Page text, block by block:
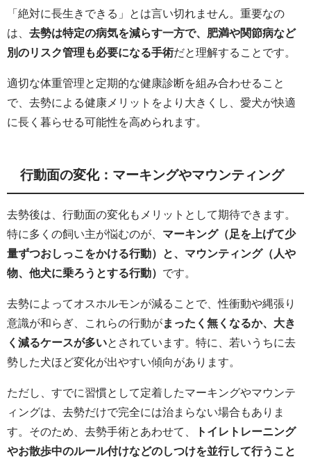
「絶対に長生きできる」とは言い切れません。重要なの
は、 去勢は特定の病気を減らす一方で、肥満や関節病など
別のリスク管理も必要になる手術だと理解することです。
適切な体重管理と定期的な健康診断を組み合わせること
で、去勢による健康メリットをより大きくし、愛犬が快適
に長く暮らせる可能性を高められます。
行動面の変化：マーキングやマウンティング
去勢後は、行動面の変化もメリットとして期待できます。
特に多くの飼い主が悩むのが、 マーキング（足を上げて少
量ずつおしっこをかける行動）と、マウンティング（人や
物、他犬に乗ろうとする行動） です。
去勢によってオスホルモンが減ることで、性衝動や縄張り
意識が和らぎ、これらの行動がまったく無くなるか、大き
く減るケースが多いとされています。特に、若いうちに去
勢した犬ほど変化が出やすい傾向があります。
ただし、すでに習慣として定着したマーキングやマウンテ
ィングは、去勢だけで完全には治まらない場合もありま
す。そのため、去勢手術とあわせて、
トイレトレーニング
やお散歩中のルール付けなどのしつけを並行して行うこと